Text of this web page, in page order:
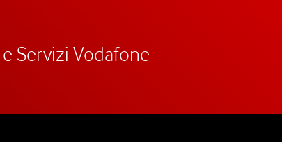
Servizi Vodafone